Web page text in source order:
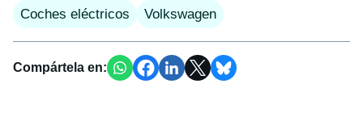
Coches eléctricos Volkswagen
Compártela en: